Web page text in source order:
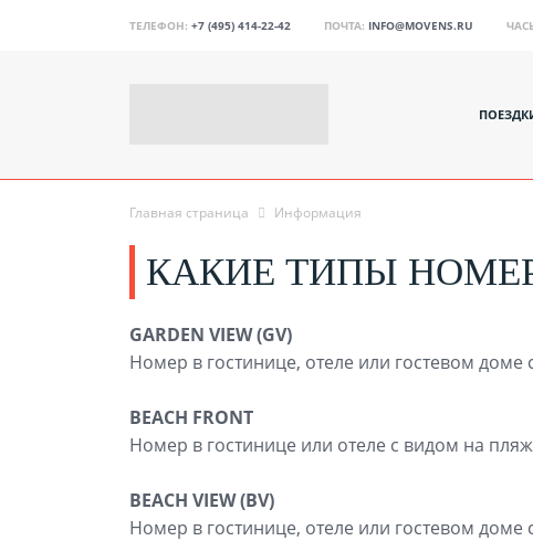
ТЕЛЕФОН: +7 (495) 414-22-42 ПОЧТА: INFO@MOVENS.RU
Главная страница Информация
КАКИЕ ТИПЫ
GARDEN VIEW (GV)
Номер в гостинице, отеле или гостевом доме
BEACH FRONT
Номер в гостинице или отеле с видом на
BEACH VIEW (BV)
Номер в гостинице, отеле или гостевом доме